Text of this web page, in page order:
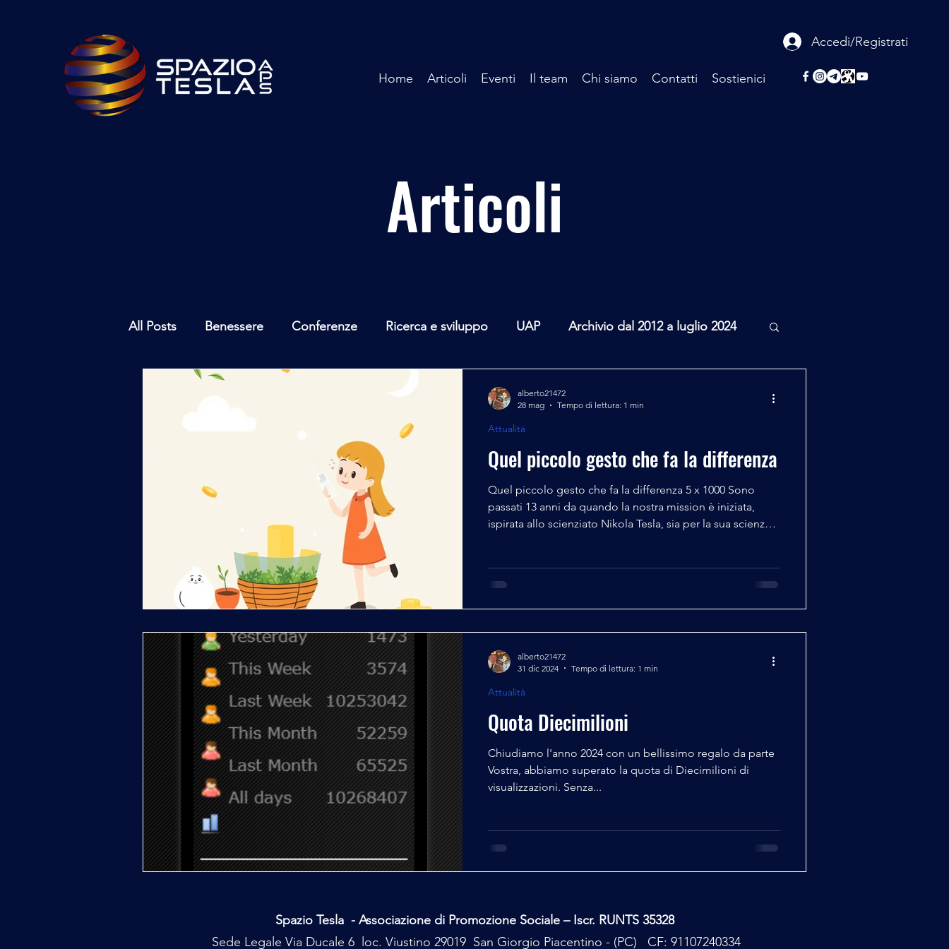
Accedi/Registrati
Home Articoli Eventi Il team Chi siamo Contatti Sostienici
Articoli
All Posts Benessere Conferenze Ricerca e sviluppo UAP Archivio dal 2012 a luglio 2024
Ambiente Mare Mediterraneo
Spazio - Astronomia
Quel piccolo gesto che fa la differenza
Quel piccolo gesto che fa la differenza 5 x 1000 Sono
passati 13 anni da quando la nostra mission è iniziata,
ispirata allo scienziato Nikola Tesla, sia per la sua scienza
sempre vissuto tenendo bene a mente questa massima...
così l'inizio dell'articolo di Laura Groppi in occasione dei
Attualità
alberto21472
28 mag
Tempo di lettura: 1 min
Quota Diecimilioni
Chiudiamo l'anno 2024 con un bellissimo regalo da parte
Vostra, abbiamo superato la quota di Diecimilioni di
visualizzazioni. Senza...
Attualità
alberto21472
31 dic 2024
Tempo di lettura: 1 min
Spazio Tesla - Associazione di Promozione Sociale – Iscr. RUNTS 35328
Sede Legale Via Ducale 6 loc. Viustino 29019 San Giorgio Piacentino - (PC) CF: 91107240334